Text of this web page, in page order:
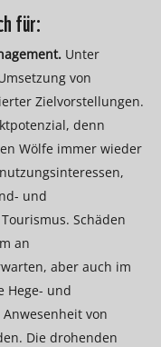
für:
Unter
von
Zielvorstellungen.
denn
Wölfe immer wieder
und
Schäden
an
aber auch im
Hege- und
von
Die drohenden